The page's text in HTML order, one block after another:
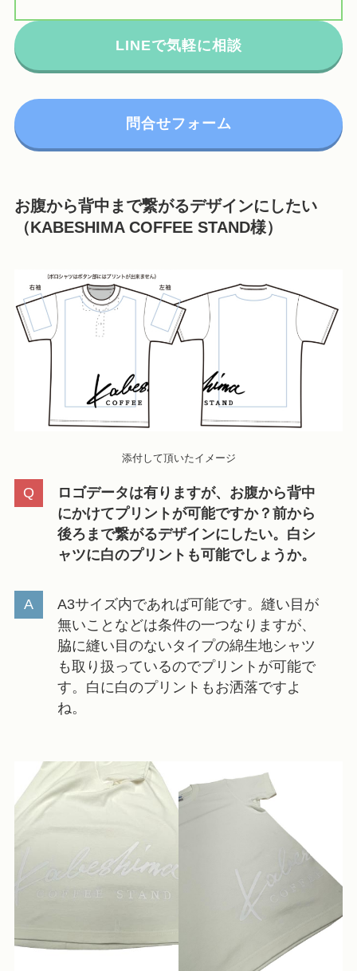
LINEで気軽に相談
問合せフォーム
お腹から背中まで繋がるデザインにしたい
（KABESHIMA COFFEE STAND様）
添付して頂いたイメージ
ロゴデータは有りますが、お腹から背中
にかけてプリントが可能ですか？前から
後ろまで繋がるデザインにしたい。白シ
ャツに白のプリントも可能でしょうか。
A3サイズ内であれば可能です。縫い目が
無いことなどは条件の一つなりますが、
脇に縫い目のないタイプの綿生地シャツ
も取り扱っているのでプリントが可能で
す。白に白のプリントもお洒落ですよ
ね。